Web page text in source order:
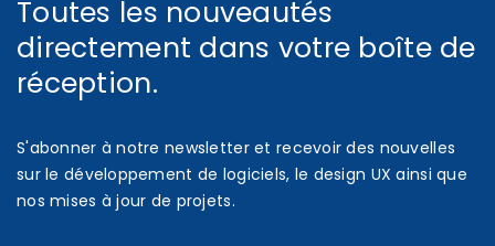
Toutes les nouveautés
directement dans votre boîte de
réception.
S'abonner à notre newsletter et recevoir des nouvelles
sur le développement de logiciels, le design UX ainsi que
nos mises à jour de projets.